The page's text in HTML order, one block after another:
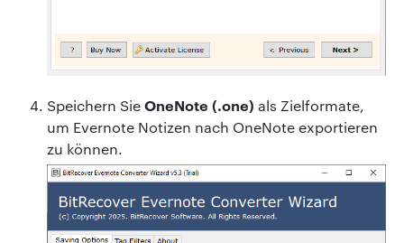
Speichern SieOneNote (.one) als Zielformate,
um Evernote Notizen nach OneNote exportieren
zu können.